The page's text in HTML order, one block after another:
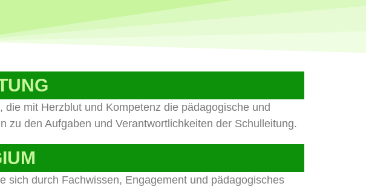
mit Herzblut und Kompetenz die pädagogische und
den Aufgaben und Verantwortlichkeiten der Schulleitung.
sich durch Fachwissen, Engagement und pädagogisches